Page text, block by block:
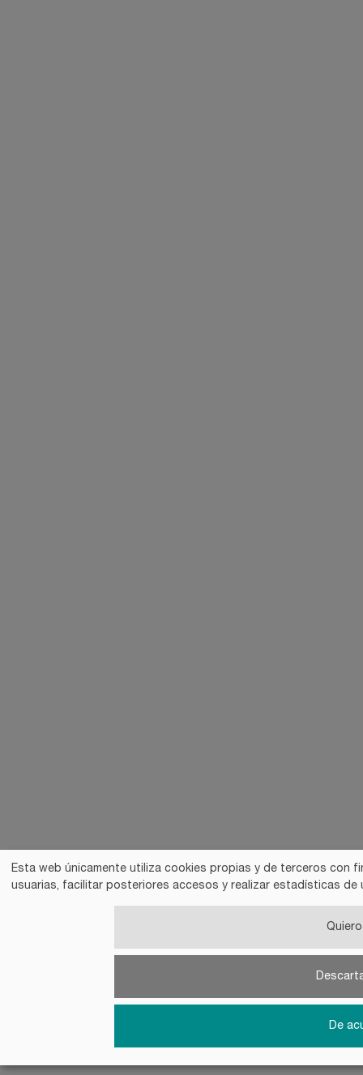
Esta web únicamente utiliza cookies propias y de terceros con
usuarias, facilitar posteriores accesos y realizar estadísticas
De